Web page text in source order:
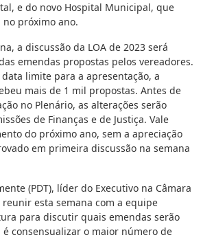
e do novo Hospital Municipal, que
próximo ano.
a discussão da LOA de 2023 será
emendas propostas pelos vereadores.
limite para a apresentação, a
mais de 1 mil propostas. Antes de
no Plenário, as alterações serão
de Finanças e de Justiça. Vale
do próximo ano, sem a apreciação
em primeira discussão na semana
(PDT), líder do Executivo na Câmara
esta semana com a equipe
para discutir quais emendas serão
é consensualizar o maior número de